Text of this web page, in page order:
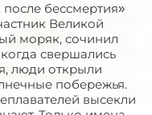
бессмертия»
Великой
моряк, сочинил
свершались
люди открыли
побережья.
высекли